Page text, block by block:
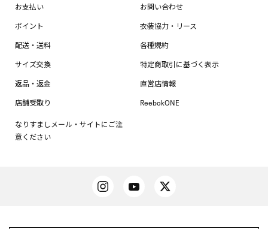
お支払い
ポイント
配送・送料
サイズ交換
返品・返金
店舗受取り
なりすましメール・サイトにご注
意ください
お問い合わせ
衣装協力・リース
各種規約
特定商取引に基づく表示
直営店情報
ReebokONE